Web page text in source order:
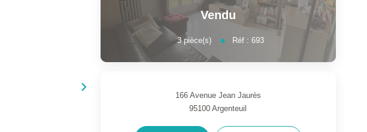
Vendu
3pièce(s) Réf : 693
166 Avenue Jean Jaurès
95100Argenteuil